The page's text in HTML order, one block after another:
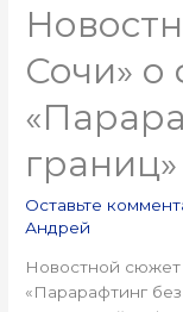
Сочи» о
границ»
Оставьте
Андрей
Новостной сюжет
«Парарафтинг